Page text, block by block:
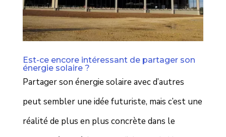
Est-ce encore intéressant de partager son
énergie solaire ?
Partager son énergie solaire avec d’autres
peut sembler une idée futuriste, mais c’est une
réalité de plus en plus concrète dans le